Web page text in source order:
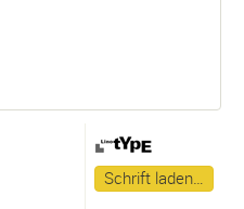
Schrift laden…